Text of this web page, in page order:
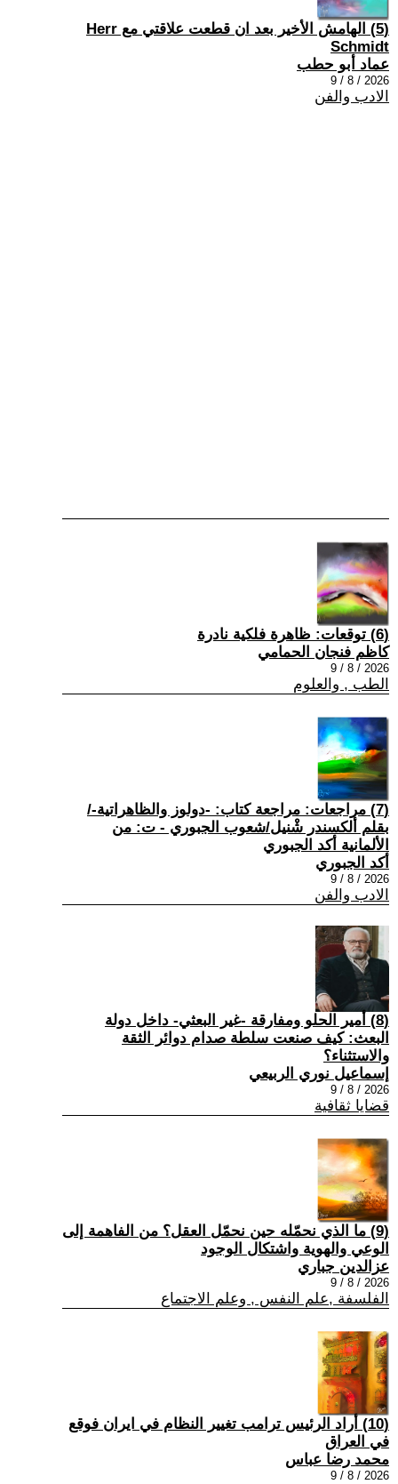
(5) الهامش الأخير بعد ان قطعت علاقتي مع Herr
Schmidt
عماد أبو حطب
2026 / 8 / 9
الادب والفن
(6) توقعات: ظاهرة فلكية نادرة
كاظم فنجان الحمامي
2026 / 8 / 9
الطب , والعلوم
(7) مراجعات: مراجعة كتاب: -دولوز والظاهراتية-/
بقلم ألكسندر شْنيل/شعوب الجبوري - ت: من
الألمانية أكد الجبوري
أكد الجبوري
2026 / 8 / 9
الادب والفن
(8) أمير الحلو ومفارقة -غير البعثي- داخل دولة
البعث: كيف صنعت سلطة صدام دوائر الثقة
والاستثناء؟
إسماعيل نوري الربيعي
2026 / 8 / 9
قضايا ثقافية
(9) ما الذي نحمّله حين نحمّل العقل؟ من الفاهمة إلى
الوعي والهوية واشتكال الوجود
عزالدين جباري
2026 / 8 / 9
الفلسفة ,علم النفس , وعلم الاجتماع
(10) أراد الرئيس ترامب تغيير النظام في ايران فوقع
في العراق
محمد رضا عباس
2026 / 8 / 9